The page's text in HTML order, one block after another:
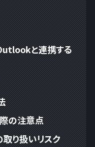
と連携する
の注意点
り扱いリスク